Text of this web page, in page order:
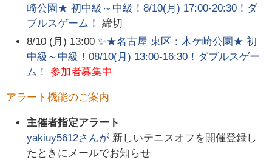
崎公園★ 初中級～中級！8/10(月) 17:00-20:30！ダ
ブルスゲーム！
締切
8/10 (月) 13:00 ✨★名古屋 東区：木ケ崎公園★ 初
中級～中級！08/10(月) 13:00-16:30！ダブルスゲー
ム！
参加者募集中
アラート機能のご案内
主催者指定アラート
yakiuy5612さんが 新しいテニスオフを開催登録し
たときにメールでお知らせ